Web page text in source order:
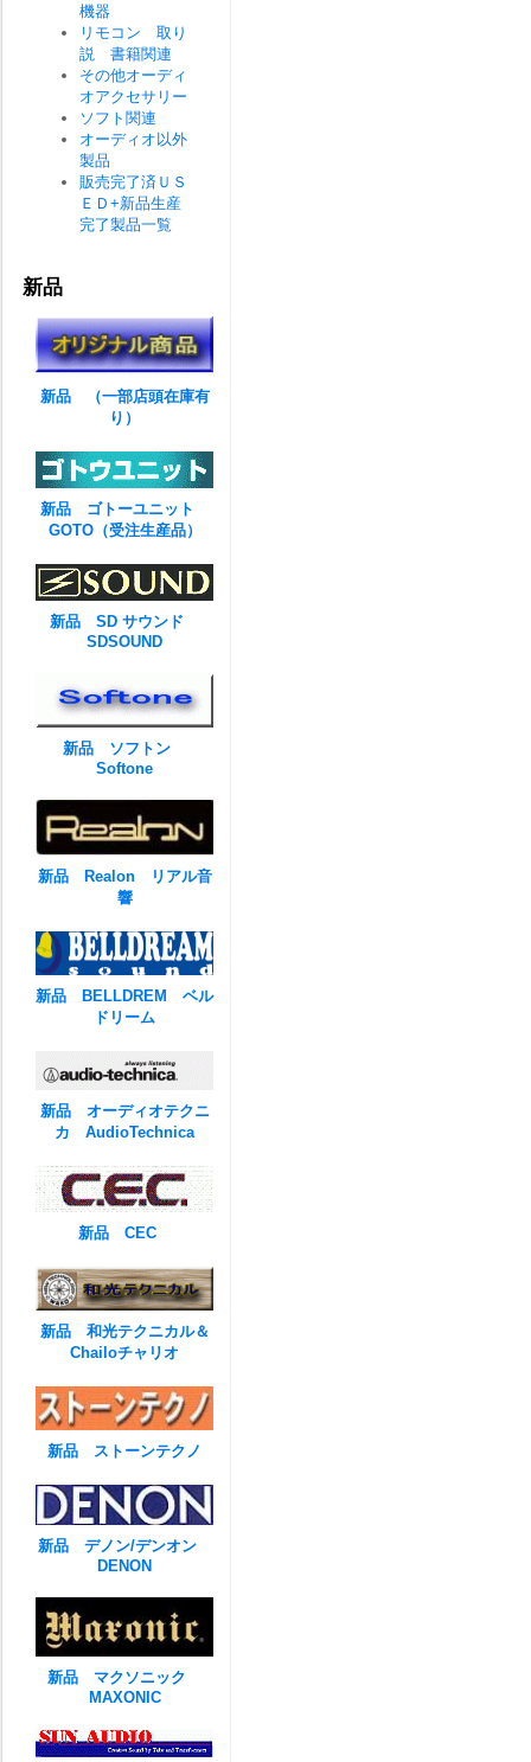
機器
リモコン 取り
説 書籍関連
その他オーディ
オアクセサリー
ソフト関連
オーディオ以外
製品
販売完了済ＵＳ
ＥＤ+新品生産
完了製品一覧
新品
新品 （一部店頭在庫有
り）
新品 ゴトーユニット
GOTO（受注生産品）
新品 SD サウンド
SDSOUND
新品 ソフトン
Softone
新品 Realon リアル音
響
新品 BELLDREM ベル
ドリーム
新品 オーディオテクニ
カ AudioTechnica
新品 CEC
新品 和光テクニカル＆
Chailoチャリオ
新品 ストーンテクノ
新品 デノン/デンオン
DENON
新品 マクソニック
MAXONIC